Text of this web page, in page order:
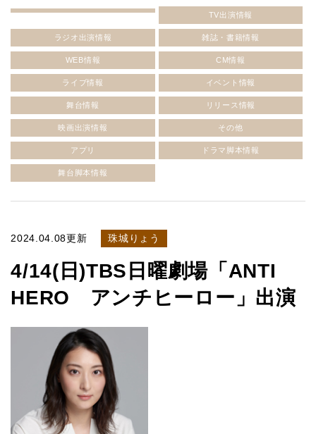
TV出演情報
ラジオ出演情報 雑誌・書籍情報
WEB情報 CM情報
ライブ情報 イベント情報
舞台情報 リリース情報
映画出演情報 その他
アプリ ドラマ脚本情報
舞台脚本情報
2024.04.08更新 珠城りょう
4/14(日)TBS日曜劇場「ANTI
HERO アンチヒーロー」出演